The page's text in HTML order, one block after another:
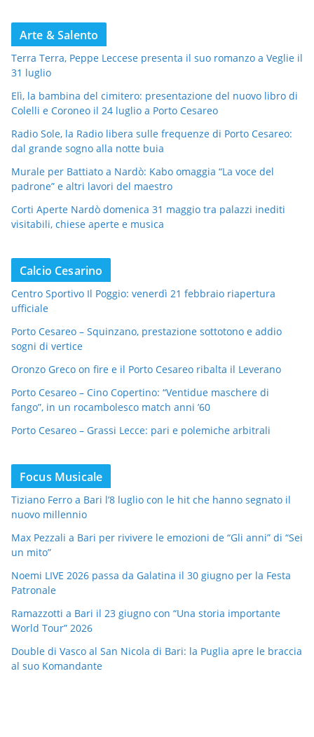
Arte & Salento
Terra Terra, Peppe Leccese presenta il suo romanzo a Veglie il
31 luglio
Elì, la bambina del cimitero: presentazione del nuovo libro di
Colelli e Coroneo il 24 luglio a Porto Cesareo
Radio Sole, la Radio libera sulle frequenze di Porto Cesareo:
dal grande sogno alla notte buia
Murale per Battiato a Nardò: Kabo omaggia “La voce del
padrone” e altri lavori del maestro
Corti Aperte Nardò domenica 31 maggio tra palazzi inediti
visitabili, chiese aperte e musica
Calcio Cesarino
Centro Sportivo Il Poggio: venerdì 21 febbraio riapertura
ufficiale
Porto Cesareo – Squinzano, prestazione sottotono e addio
sogni di vertice
Oronzo Greco on fire e il Porto Cesareo ribalta il Leverano
Porto Cesareo – Cino Copertino: “Ventidue maschere di
fango”, in un rocambolesco match anni ’60
Porto Cesareo – Grassi Lecce: pari e polemiche arbitrali
Focus Musicale
Tiziano Ferro a Bari l’8 luglio con le hit che hanno segnato il
nuovo millennio
Max Pezzali a Bari per rivivere le emozioni de “Gli anni” di “Sei
un mito”
Noemi LIVE 2026 passa da Galatina il 30 giugno per la Festa
Patronale
Ramazzotti a Bari il 23 giugno con “Una storia importante
World Tour” 2026
Double di Vasco al San Nicola di Bari: la Puglia apre le braccia
al suo Komandante